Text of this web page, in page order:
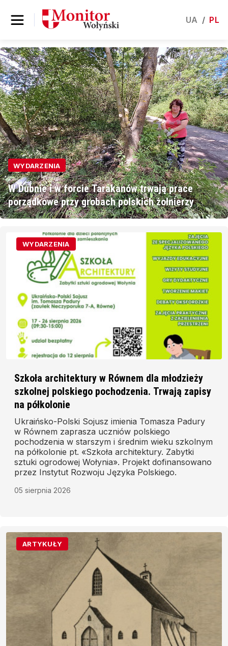
UA / PL
WYDARZENIA
W Dubnie i w forcie Tarakanów trwają prace
porządkowe przy grobach polskich żołnierzy
WYDARZENIA
Szkoła architektury w Równem dla młodzieży
szkolnej polskiego pochodzenia. Trwają zapisy
na półkolonie
Ukraińsko-Polski Sojusz imienia Tomasza Padury
w Równem zaprasza uczniów polskiego
pochodzenia w starszym i średnim wieku szkolnym
na półkolonie pt. «Szkoła architektury. Zabytki
sztuki ogrodowej Wołynia». Projekt dofinansowano
przez Instytut Rozwoju Języka Polskiego.
05 sierpnia 2026
ARTYKUŁY